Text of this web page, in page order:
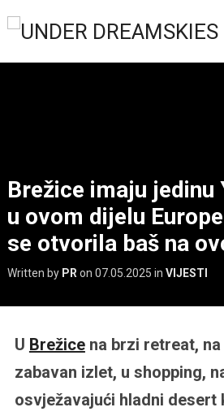
Brežice imaju jedinu
u ovom dijelu
se otvorila baš na
Written by PR on 07.05.2025 in VIJESTI
U Brežicena brzi retreat, na
zabavan izlet, u shopping,
osvježavajući hladni desert